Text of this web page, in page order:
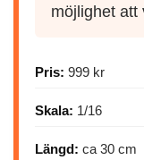
möjlighet att
Pris: 999 kr
Skala: 1/16
Längd: ca 30 cm